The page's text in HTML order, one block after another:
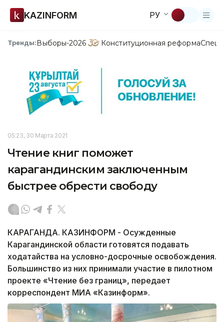
KAZINFORM РУ
Тренды:Выборы-2026 Конституционная реформа
05:23, 30 Марта 2021
Чтение книг поможет
карагандинским заключенным
быстрее обрести свободу
КАРАГАНДА. КАЗИНФОРМ - Осужденные
Карагандинской области готовятся подавать
ходатайства на условно-досрочные освобождения.
Большинство из них принимали участие в пилотном
проекте «Чтение без границ», передает
корреспондент МИА «Казинформ».